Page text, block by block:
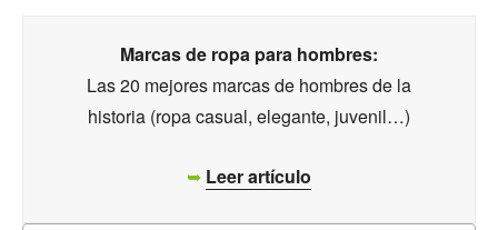
Marcas de ropa para hombres:
Las 20 mejores marcas de hombres de la
historia (ropa casual, elegante, juvenil…)
➥ Leer artículo